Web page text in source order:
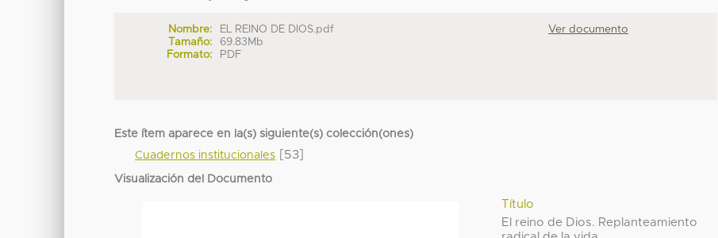
Nombre:
EL REINO DE DIOS.pdf
Tamaño:
69.83Mb
Formato:
PDF
Ver documento
Este ítem aparece en la(s) siguiente(s) colección(ones)
Cuadernos institucionales [53]
Visualización del Documento
Título
El reino de Dios. Replanteamiento